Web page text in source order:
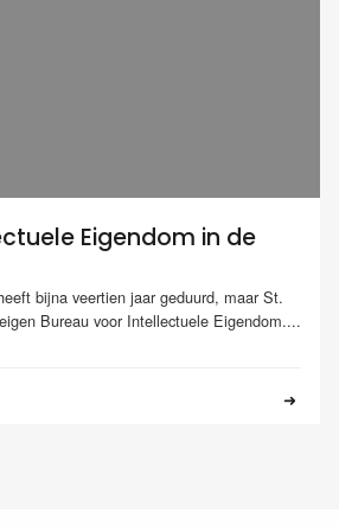
Eigendom in de
bijna veertien jaar geduurd, maar St.
Bureau voor Intellectuele Eigendom....